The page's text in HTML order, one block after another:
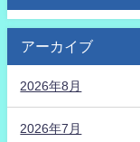
アーカイブ
2026年8月
2026年7月